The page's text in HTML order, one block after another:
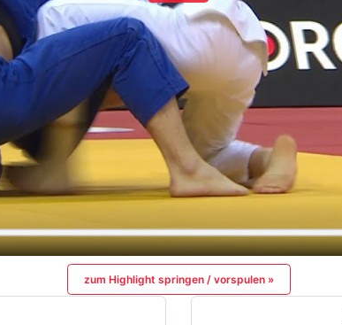
zum Highlight springen / vorspulen »